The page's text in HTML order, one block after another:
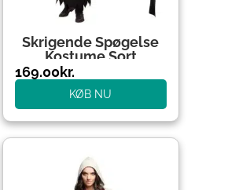
Skrigende Spøgelse
Kostume Sort
169.00kr.
KØB NU